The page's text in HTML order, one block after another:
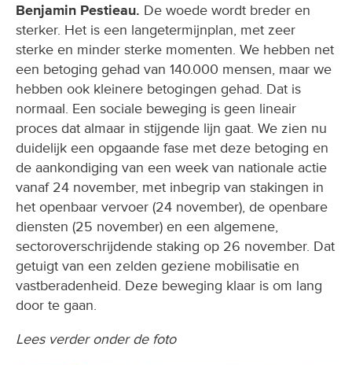
Benjamin Pestieau. De woede wordt breder en
sterker. Het is een langetermijnplan, met zeer
sterke en minder sterke momenten. We hebben net
een betoging gehad van 140.000 mensen, maar we
hebben ook kleinere betogingen gehad. Dat is
normaal. Een sociale beweging is geen lineair
proces dat almaar in stijgende lijn gaat. We zien nu
duidelijk een opgaande fase met deze betoging en
de aankondiging van een week van nationale actie
vanaf 24 november, met inbegrip van stakingen in
het openbaar vervoer (24 november), de openbare
diensten (25 november) en een algemene,
sectoroverschrijdende staking op 26 november. Dat
getuigt van een zelden geziene mobilisatie en
vastberadenheid. Deze beweging klaar is om lang
door te gaan.
Lees verder onder de foto